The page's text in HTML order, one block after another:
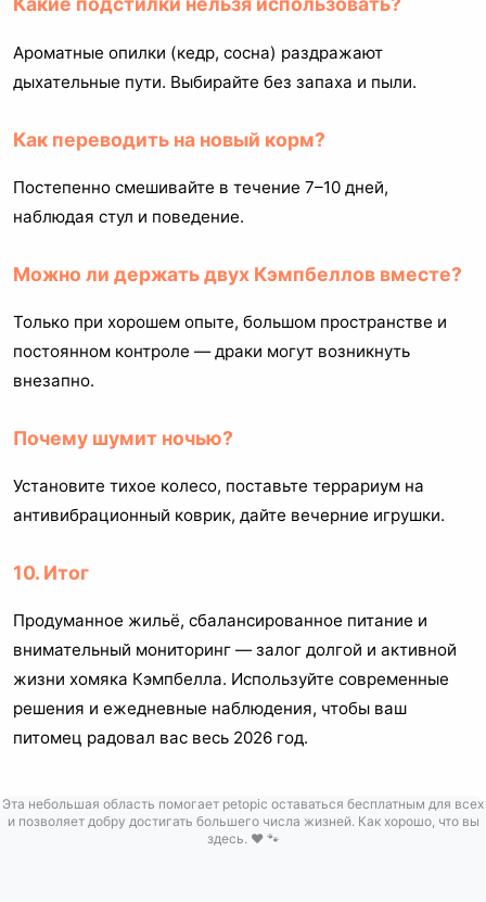
Ароматные опилки (кедр, сосна) раздражают
дыхательные пути. Выбирайте без запаха и пыли.
Как переводить на новый корм?
Постепенно смешивайте в течение 7–10 дней,
наблюдая стул и поведение.
Можно ли держать двух Кэмпбеллов вместе?
Только при хорошем опыте, большом пространстве и
постоянном контроле — драки могут возникнуть
внезапно.
Почему шумит ночью?
Установите тихое колесо, поставьте террариум на
антивибрационный коврик, дайте вечерние игрушки.
10. Итог
Продуманное жильё, сбалансированное питание и
внимательный мониторинг — залог долгой и активной
жизни хомяка Кэмпбелла. Используйте современные
решения и ежедневные наблюдения, чтобы ваш
питомец радовал вас весь 2026 год.
Эта небольшая область помогает petopic оставаться бесплатным для всех
и позволяет добру достигать большего числа жизней. Как хорошо, что вы
здесь. ❤️ 🐾